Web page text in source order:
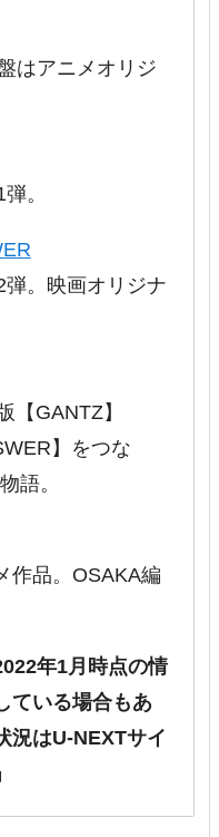
はアニメオリジ
。
。映画オリジナ
【GANTZ】
】をつな
語。
作品。OSAKA編
年1月時点の情
ている場合もあ
況はU-NEXTサイ